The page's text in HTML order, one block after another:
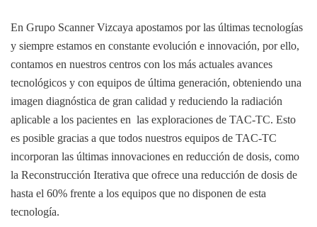
En Grupo Scanner Vizcaya apostamos por las últimas tecnologías
y siempre estamos en constante evolución e innovación, por ello,
contamos en nuestros centros con los más actuales avances
tecnológicos y con equipos de última generación, obteniendo una
imagen diagnóstica de gran calidad y reduciendo la radiación
aplicable a los pacientes en las exploraciones de TAC-TC. Esto
es posible gracias a que todos nuestros equipos de TAC-TC
incorporan las últimas innovaciones en reducción de dosis, como
la Reconstrucción Iterativa que ofrece una reducción de dosis de
hasta el 60% frente a los equipos que no disponen de esta
tecnología.